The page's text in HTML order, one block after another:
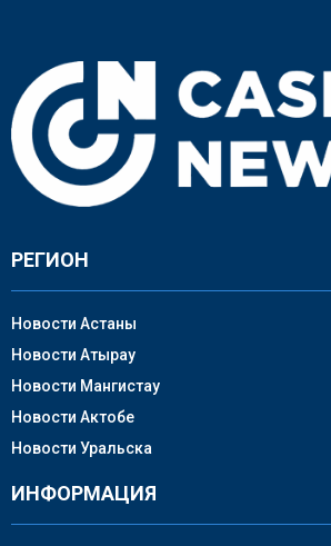
РЕГИОН
Новости Астаны
Новости Атырау
Новости Мангистау
Новости Актобе
Новости Уральска
ИНФОРМАЦИЯ